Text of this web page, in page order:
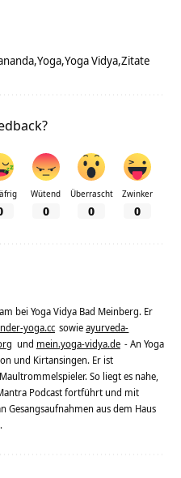
Yoga Yoga Vidya Zitate
Wütend
0
Überrascht
0
Zwinker
0
bei Yoga Vidya Bad Meinberg. Er
yoga.cc sowieayurveda-
und mein.yoga-vidya.de - An Yoga
und Kirtansingen. Er ist
So liegt es nahe,
Podcast fortführt und mit
Gesangsaufnahmen aus dem Haus